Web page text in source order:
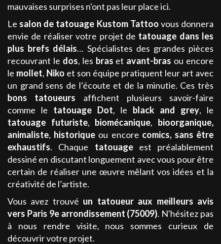
mauvaises surprises n'ont pas leur place ici.
Le salon de tatouage Kustom Tattoo vous donnera
envie de réaliser votre projet de tatouage dans les
plus brefs délais… Spécialistes des grandes pièces
recouvrant le dos, les bras et avant-bras ou encore
le mollet, Niko et son équipe pratiquent leur art avec
un grand sens de l’écoute et de la minutie. Ces très
bons tatoueurs affichent plusieurs savoir-faire
comme le tatouage Dot, le black and grey, le
tatouage futuriste, biomécanique, bioorganique,
animaliste, historique ou encore comics, sans être
exhaustifs. Chaque tatouage est préalablement
dessiné en discutant longuement avec vous pour être
certain de réaliser une œuvre mêlant vos idées et la
créativité de l’artiste.
Vous avez trouvé un tatoueur aux meilleurs avis
vers Paris 9e arrondissement (75009). N'hésitez pas
à nous rendre visite, nous sommes curieux de
découvrir votre projet.